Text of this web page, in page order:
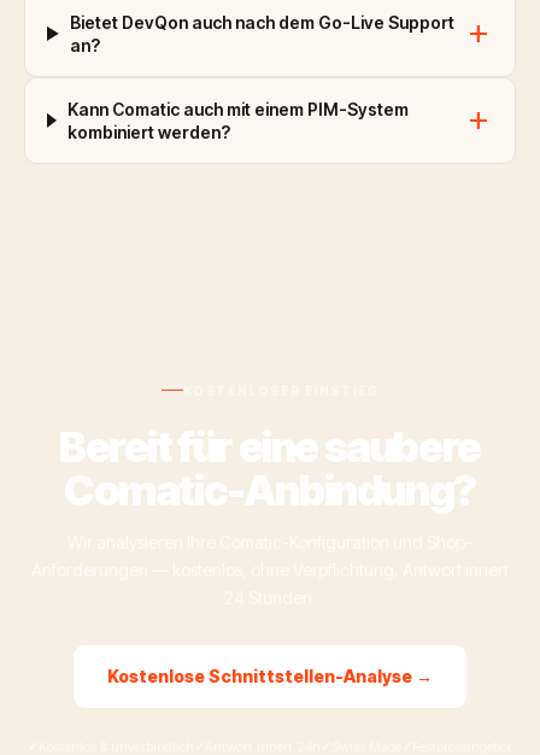
Bietet DevQon auch nach dem Go-Live Support
an?
add
Kann Comatic auch mit einem PIM-System
kombiniert werden?
add
KOSTENLOSER EINSTIEG
Bereit für eine saubere
Comatic-Anbindung?
Kostenlose Schnittstellen-Analyse →